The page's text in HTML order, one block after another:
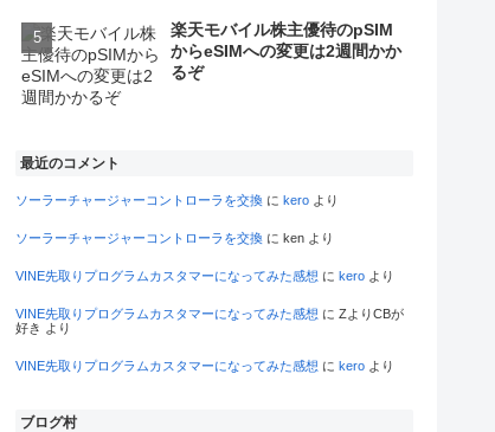
楽天モバイル株主優待のpSIM
からeSIMへの変更は2週間かか
るぞ
最近のコメント
ソーラーチャージャーコントローラを交換 に kero より
ソーラーチャージャーコントローラを交換 に ken より
VINE先取りプログラムカスタマーになってみた感想 に kero より
VINE先取りプログラムカスタマーになってみた感想 に ZよりCBが
好き より
VINE先取りプログラムカスタマーになってみた感想 に kero より
ブログ村